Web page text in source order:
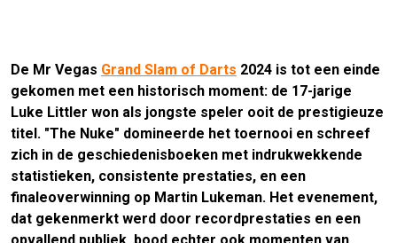
De Mr Vegas Grand Slam of Darts 2024 is tot een einde
gekomen met een historisch moment: de 17-jarige
Luke Littler won als jongste speler ooit de prestigieuze
titel. "The Nuke" domineerde het toernooi en schreef
zich in de geschiedenisboeken met indrukwekkende
statistieken, consistente prestaties, en een
finaleoverwinning op Martin Lukeman. Het evenement,
dat gekenmerkt werd door recordprestaties en een